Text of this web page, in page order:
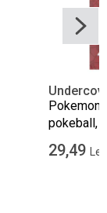
Pokemon,
pokeball,
29,49 Lei